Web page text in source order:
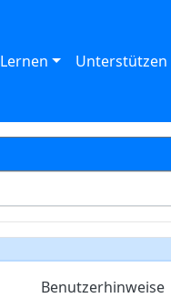
Lernen Unterstützen
Benutzerhinweise